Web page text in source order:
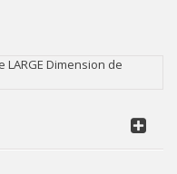
LARGE Dimension de